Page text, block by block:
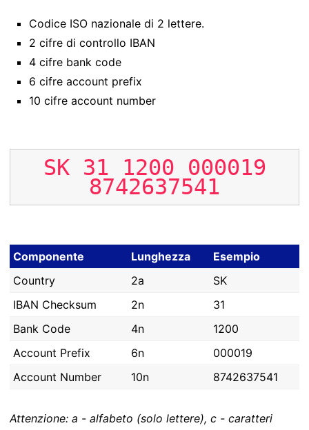
Codice ISO nazionale di 2 lettere.
2 cifre di controllo IBAN
4 cifre bank code
6 cifre account prefix
10 cifre account number
SK 31 1200 000019
8742637541
Componente Lunghezza
Esempio
Country
2a
SK
IBAN Checksum
2n
31
Bank Code
4n
1200
Account Prefix
6n
000019
Account Number
10n 8742637541
Attenzione: a - alfabeto (solo lettere), c - caratteri